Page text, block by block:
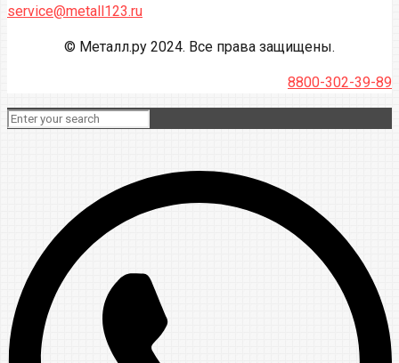
service@metall123.ru
© Металл.ру 2024. Все права защищены.
8800-302-39-89